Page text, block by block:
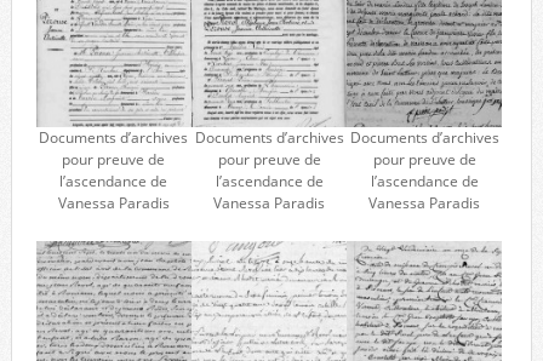
Documents d’archives
pour preuve de
l’ascendance de
Vanessa Paradis
Documents d’archives
pour preuve de
l’ascendance de
Vanessa Paradis
Documents d’archives
pour preuve de
l’ascendance de
Vanessa Paradis